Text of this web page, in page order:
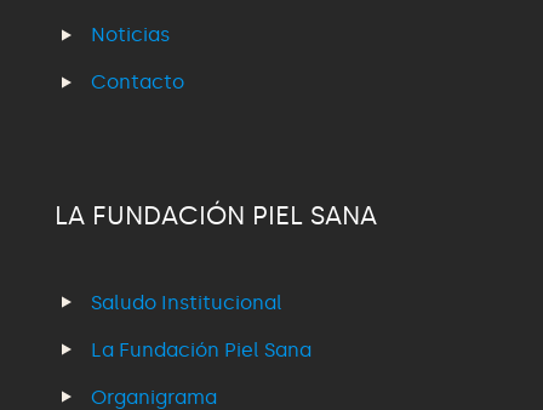
Noticias
Contacto
LA FUNDACIÓN PIEL SANA
Saludo Institucional
La Fundación Piel Sana
Organigrama